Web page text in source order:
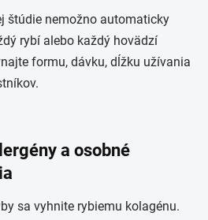
štúdie nemožno automaticky
rybí alebo každý hovädzí
formu, dávku, dĺžku užívania
a osobné
sa vyhnite rybiemu kolagénu.